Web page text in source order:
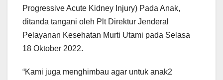
Progressive Acute Kidney Injury) Pada Anak,
ditanda tangani oleh Plt Direktur Jenderal
Pelayanan Kesehatan Murti Utami pada Selasa
18 Oktober 2022.
“Kami juga menghimbau agar untuk anak2